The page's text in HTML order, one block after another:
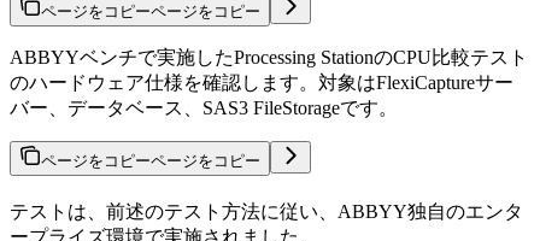
ページをコピーページをコピー
ABBYYベンチで実施したProcessing StationのCPU比較テスト
のハードウェア仕様を確認します。対象はFlexiCaptureサー
バー、データベース、SAS3 FileStorageです。
ページをコピーページをコピー
テストは、前述のテスト方法に従い、ABBYY独自のエンタ
ープライズ環境で実施されました。